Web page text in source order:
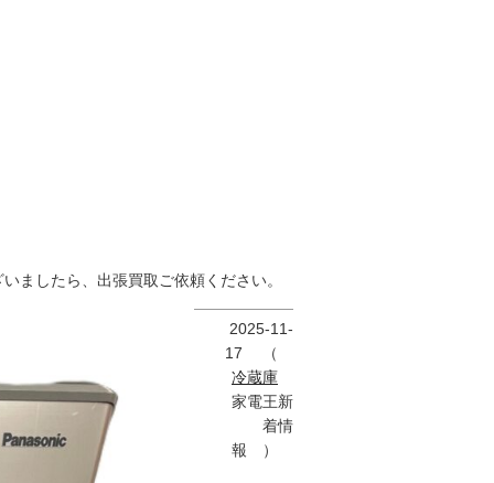
ましたら、出張買取ご依頼ください。
2025-11-
17
（
冷蔵庫
家電王新
着情
報 ）